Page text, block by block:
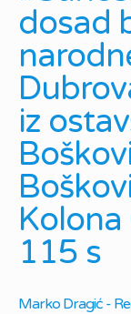
dosad
iz
115 s
Marko Dragić -